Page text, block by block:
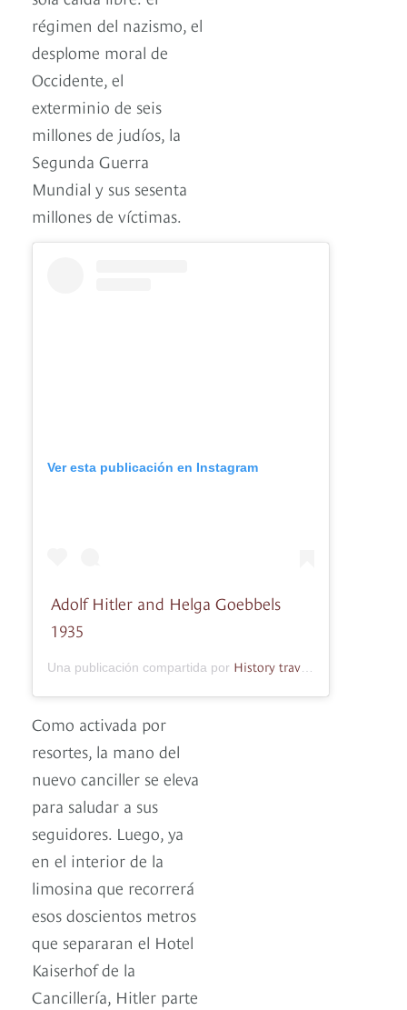
régimen del nazismo, el
desplome moral de
Occidente, el
exterminio de seis
millones de judíos, la
Segunda Guerra
Mundial y sus sesenta
millones de víctimas.
Ver esta publicación en Instagram
Adolf Hitler and Helga Goebbels
1935
Una publicación compartida por History traveler
Como activada por
resortes, la mano del
nuevo canciller se eleva
para saludar a sus
seguidores. Luego, ya
en el interior de la
limosina que recorrerá
esos doscientos metros
que separaran el Hotel
Kaiserhof de la
Cancillería, Hitler parte